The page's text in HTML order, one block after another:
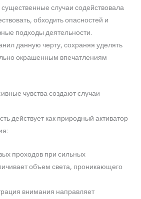
случаи содействовала
обходить опасностей и
подходы деятельности.
данную черту, сохраняя уделять
окрашенным впечатлениям
чувства создают случаи
действует как природный активатор
проходов при сильных
объем света, проникающего
внимания направляет